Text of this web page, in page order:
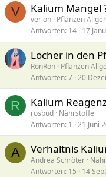
V Kalium Mangel
verion Pflanzen
Antworten 14 17
Löcher in den
RonRon Pflanzen
Antworten 7 20
R Kalium
rosbud Nährstoffe
Antworten 1 21 Juni
A Verhältnis
Andrea Schröter
Antworten 15 14